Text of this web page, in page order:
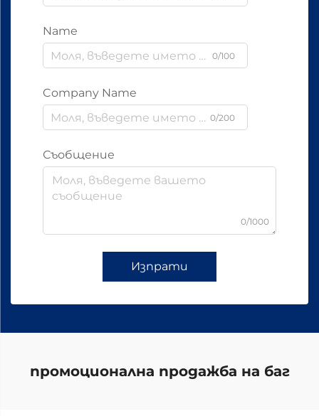
Name
0/100
Company Name
0/200
Съобщение
0/1000
Изпрати
промоционална продажба на баг